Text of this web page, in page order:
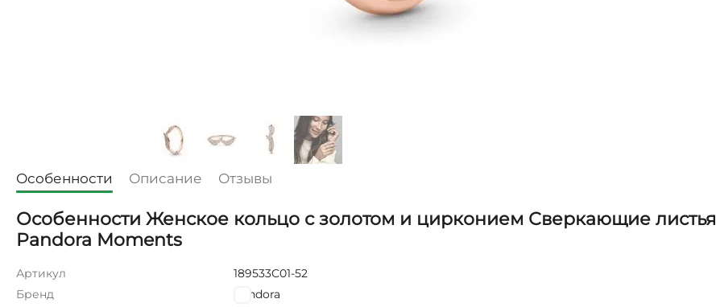
Особенности Описание Отзывы
Особенности Женское кольцо с золотом и цирконием Сверкающие листья
Pandora Moments
Артикул
189533C01-52
Бренд
Pandora